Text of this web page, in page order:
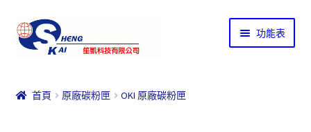
略
過
跳
至
功能表
首頁 原廠碳粉匣 OKI 原廠碳粉匣